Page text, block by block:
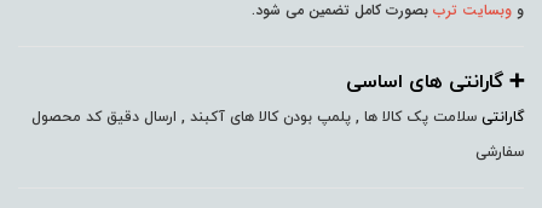
و وبسایت ترب بصورت کامل تضمین می شود.
➕️ گارانتی های اساسی
گارانتی سلامت پک کالا ها , پلمپ بودن کالا های آکبند , ارسال دقیق کد محصول
سفارشی